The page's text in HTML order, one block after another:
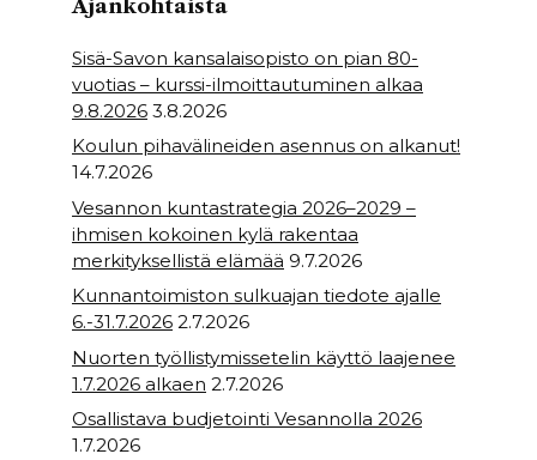
Ajankohtaista
Sisä-Savon kansalaisopisto on pian 80-
vuotias – kurssi-ilmoittautuminen alkaa
9.8.2026 3.8.2026
Koulun pihavälineiden asennus on alkanut!
14.7.2026
Vesannon kuntastrategia 2026–2029 –
ihmisen kokoinen kylä rakentaa
merkityksellistä elämää 9.7.2026
Kunnantoimiston sulkuajan tiedote ajalle
6.-31.7.2026 2.7.2026
Nuorten työllistymissetelin käyttö laajenee
1.7.2026 alkaen 2.7.2026
Osallistava budjetointi Vesannolla 2026
1.7.2026